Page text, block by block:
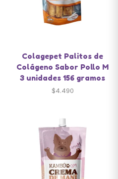
Colagepet Palitos de
Colágeno Sabor Pollo M
3 unidades 156 gramos
$4.490